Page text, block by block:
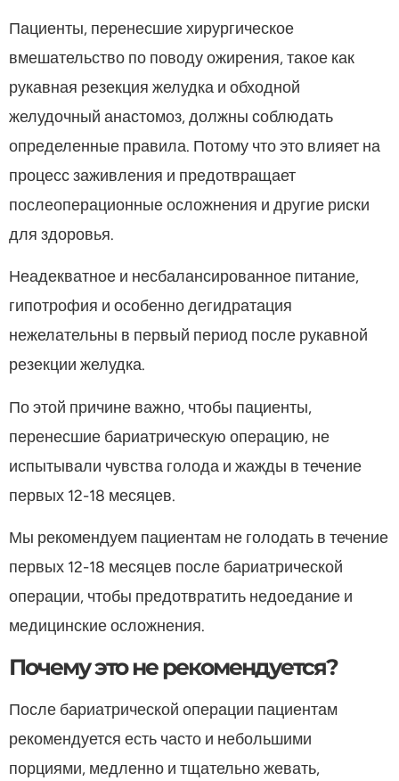
Пациенты, перенесшие хирургическое
вмешательство по поводу ожирения, такое как
рукавная резекция желудка и обходной
желудочный анастомоз, должны соблюдать
определенные правила. Потому что это влияет на
процесс заживления и предотвращает
послеоперационные осложнения и другие риски
для здоровья.
Неадекватное и несбалансированное питание,
гипотрофия и особенно дегидратация
нежелательны в первый период после рукавной
резекции желудка.
По этой причине важно, чтобы пациенты,
перенесшие бариатрическую операцию, не
испытывали чувства голода и жажды в течение
первых 12-18 месяцев.
Мы рекомендуем пациентам не голодать в течение
первых 12-18 месяцев после бариатрической
операции, чтобы предотвратить недоедание и
медицинские осложнения.
Почему это не рекомендуется?
После бариатрической операции пациентам
рекомендуется есть часто и небольшими
порциями, медленно и тщательно жевать,